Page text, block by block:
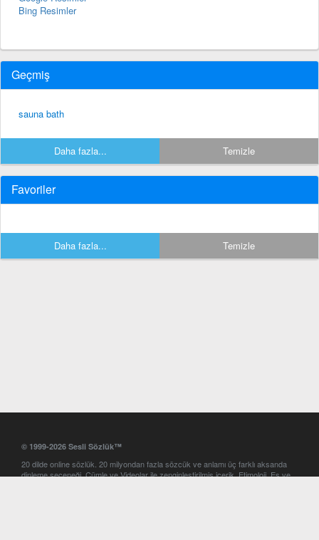
Bing Resimler
Geçmiş
sauna bath
Daha fazla... Temizle
Favoriler
Daha fazla... Temizle
© 1999-2026 Sesli Sözlük™
20 dilde online sözlük. 20 milyondan fazla sözcük ve anlamı üç farklı aksanda
dinleme seçeneği. Cümle ve Videolar ile zenginleştirilmiş içerik. Etimoloji, Eş ve